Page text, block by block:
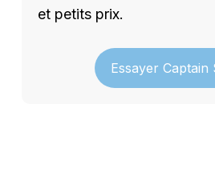
et petits prix.
Essayer Captain